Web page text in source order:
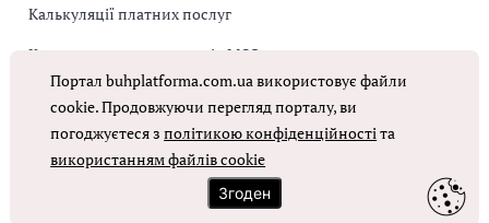
Калькуляції платних послуг
Коригувальна накладна від МОЗ
Оплата праці в КНП
ОТРИМАТИ ДОСТУП
Портал buhplatforma.com.ua використовує файли
cookie. Продовжуючи перегляд порталу, ви
погоджуєтеся зполітикою конфіденційностіта
використанням файлів cookie
Згоден